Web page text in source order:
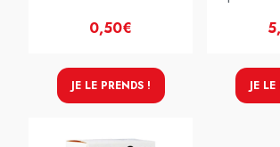
0,50€
JE LE PRENDS ! JE